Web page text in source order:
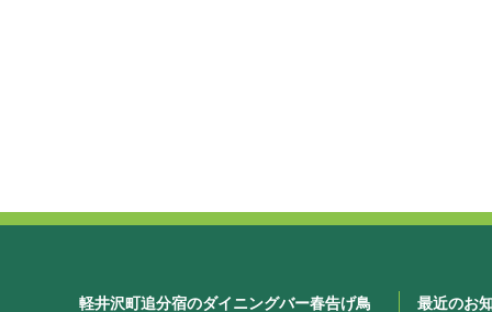
軽井沢町追分宿のダイニングバー春告げ鳥 最近のお